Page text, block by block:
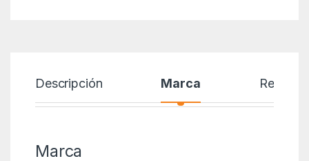
Descripción Marca Reseñas
Marca